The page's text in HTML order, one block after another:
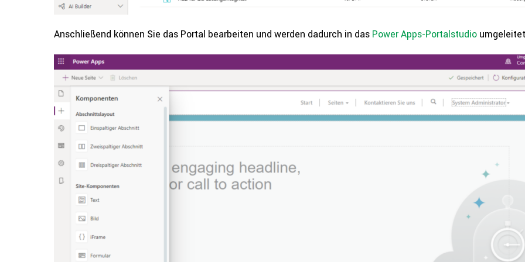
Anschlie­ßend können Sie das Portal bear­bei­ten und werden dadurch in das Power Apps-Por­tal­stu­dio